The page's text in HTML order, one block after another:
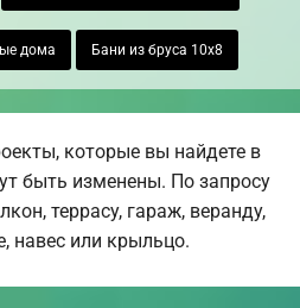
дома Бани из бруса 10х8
которые вы найдете в
быть изменены. По запросу
террасу, гараж, веранду,
навес или крыльцо.